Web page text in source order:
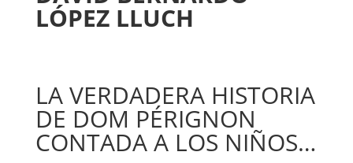
LÓPEZ LLUCH
LA VERDADERA HISTORIA
DE DOM PÉRIGNON
CONTADA A LOS NIÑOS…